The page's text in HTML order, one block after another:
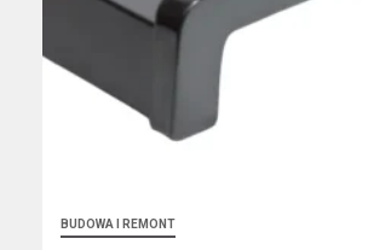
BUDOWA I REMONT